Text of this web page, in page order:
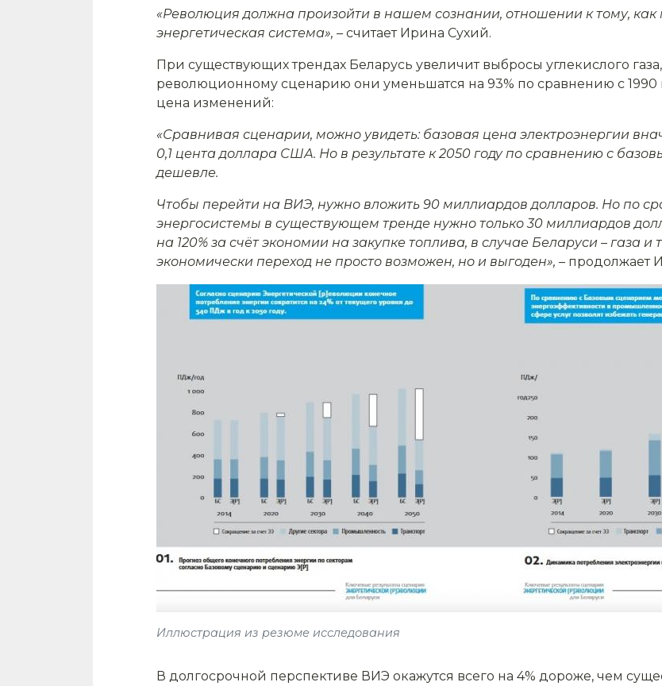
«Революция должна произойти в нашем сознании, отношении к тому, как
энергетическая система», – считает Ирина Сухий.
При существующих трендах Беларусь увеличит выбросы углекислого газа,
революционному сценарию они уменьшатся на 93% по сравнению с
цена изменений:
«Сравнивая сценарии, можно увидеть: базовая цена электроэнергии
0,1 цента доллара США. Но в результате к 2050 году по сравнению с
дешевле.
Чтобы перейти на ВИЭ, нужно вложить 90 миллиардов долларов. Но по
энергосистемы в существующем тренде нужно только 30 миллиардов
на 120% за счёт экономии на закупке топлива, в случае Беларуси – газа и
экономически переход не просто возможен, но и выгоден», – продолжает
Иллюстрация из резюме исследования
В долгосрочной перспективе ВИЭ окажутся всего на 4% дороже, чем